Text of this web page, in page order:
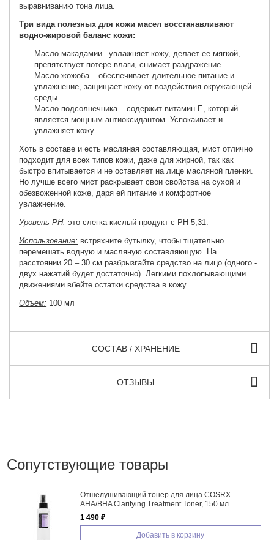
выравниванию тона лица.
Три вида полезных для кожи масел восстанавливают
водно-жировой баланс кожи:
Масло макадамии– увлажняет кожу, делает ее мягкой,
препятствует потере влаги, снимает раздражение.
Масло жожоба – обеспечивает длительное питание и
увлажнение, защищает кожу от воздействия окружающей
среды.
Масло подсолнечника – содержит витамин Е, который
является мощным антиоксидантом. Успокаивает и
увлажняет кожу.
Хоть в составе и есть масляная составляющая, мист отлично
подходит для всех типов кожи, даже для жирной, так как
быстро впитывается и не оставляет на лице масляной пленки.
Но лучше всего мист раскрывает свои свойства на сухой и
обезвоженной коже, даря ей питание и комфортное
увлажнение.
Уровень PH: это слегка кислый продукт с PH 5,31.
Использование: встряхните бутылку, чтобы тщательно
перемешать водную и масляную составляющую. На
расстоянии 20 – 30 см разбрызгайте средство на лицо (одного -
двух нажатий будет достаточно). Легкими похлопывающими
движениями вбейте остатки средства в кожу.
Объем: 100 мл
СОСТАВ / ХРАНЕНИЕ
ОТЗЫВЫ
Сопутствующие товары
Отшелушивающий тонер для лица COSRX
AHA/BHA Clarifying Treatment Toner, 150 мл
1 490 ₽
Добавить в корзину